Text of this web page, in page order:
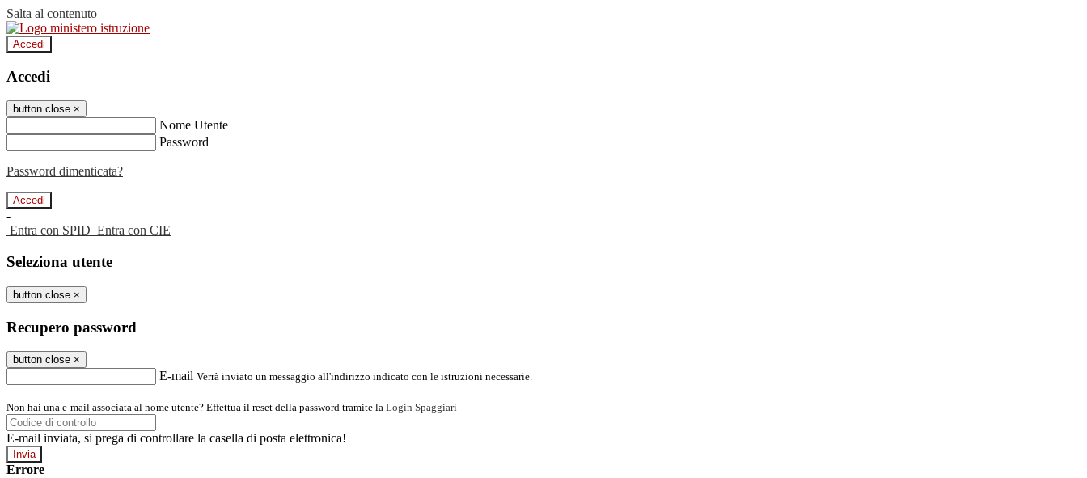
Salta al contenuto
Accedi
Accedi
button close ×
Nome Utente
Password
Password dimenticata?
-
Entra con SPID Entra con CIE
Seleziona utente
button close ×
Recupero password
button close ×
E-mail Verrà inviato un messaggio all'indirizzo indicato con le istruzioni necessarie.
Non hai una e-mail associata al nome utente? Effettua il reset della password tramite la Login Spaggiari
E-mail inviata, si prega di controllare la casella di posta elettronica!
Errore